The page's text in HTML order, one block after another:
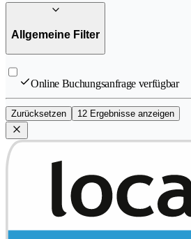
Allgemeine Filter
Online Buchungsanfrage verfügbar
Zurücksetzen 12 Ergebnisse anzeigen